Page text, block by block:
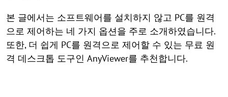
본 글에서는 소프트웨어를 설치하지 않고 PC를 원격
으로 제어하는 네 가지 옵션을 주로 소개하였습니다.
또한, 더 쉽게 PC를 원격으로 제어할 수 있는 무료 원
격 데스크톱 도구인 AnyViewer를 추천합니다.